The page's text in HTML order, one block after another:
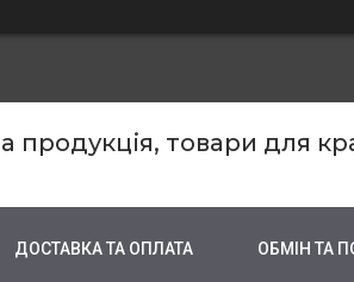
продукція, товари для
ДОСТАВКА ТА ОПЛАТА ОБМІН ТА